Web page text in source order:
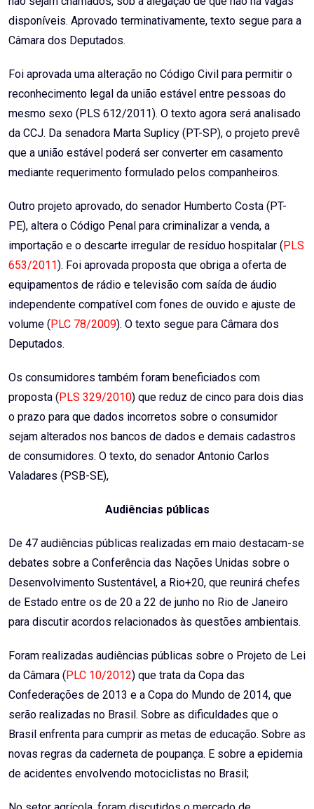
disponíveis. Aprovado terminativamente, texto segue para a
Câmara dos Deputados.
Foi aprovada uma alteração no Código Civil para permitir o
reconhecimento legal da união estável entre pessoas do
mesmo sexo (PLS 612/2011). O texto agora será analisado
da CCJ. Da senadora Marta Suplicy (PT-SP), o projeto prevê
que a união estável poderá ser converter em casamento
mediante requerimento formulado pelos companheiros.
Outro projeto aprovado, do senador Humberto Costa (PT-
PE), altera o Código Penal para criminalizar a venda, a
importação e o descarte irregular de resíduo hospitalar ( PLS
653/2011). Foi aprovada proposta que obriga a oferta de
equipamentos de rádio e televisão com saída de áudio
independente compatível com fones de ouvido e ajuste de
volume ( PLC 78/2009). O texto segue para Câmara dos
Deputados.
Os consumidores também foram beneficiados com
proposta ( PLS 329/2010) que reduz de cinco para dois dias
o prazo para que dados incorretos sobre o consumidor
sejam alterados nos bancos de dados e demais cadastros
de consumidores. O texto, do senador Antonio Carlos
Valadares (PSB-SE),
Audiências públicas
De 47 audiências públicas realizadas em maio destacam-se
debates sobre a Conferência das Nações Unidas sobre o
Desenvolvimento Sustentável, a Rio+20, que reunirá chefes
de Estado entre os de 20 a 22 de junho no Rio de Janeiro
para discutir acordos relacionados às questões ambientais.
Foram realizadas audiências públicas sobre o Projeto de Lei
da Câmara ( PLC 10/2012) que trata da Copa das
Confederações de 2013 e a Copa do Mundo de 2014, que
serão realizadas no Brasil. Sobre as dificuldades que o
Brasil enfrenta para cumprir as metas de educação. Sobre as
novas regras da caderneta de poupança. E sobre a epidemia
de acidentes envolvendo motociclistas no Brasil;